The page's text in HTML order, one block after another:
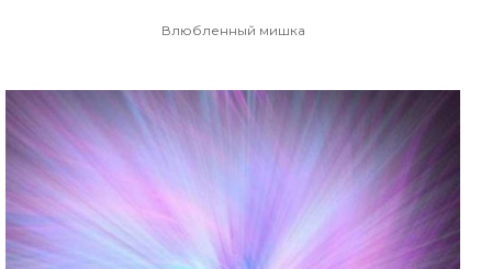
Влюбленный мишка